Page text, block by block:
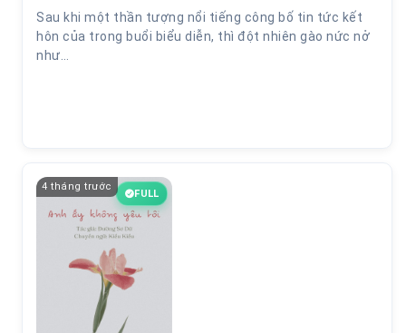
Sau khi một thần tượng nổi tiếng công bố tin tức kết
hôn của trong buổi biểu diễn, thì đột nhiên gào nức nở
như…
4 tháng trước
FULL